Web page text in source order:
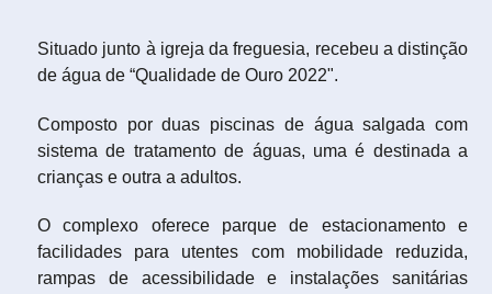
Situado junto à igreja da freguesia, recebeu a distinção
de água de “Qualidade de Ouro 2022".
Composto por duas piscinas de água salgada com
sistema de tratamento de águas, uma é destinada a
crianças e outra a adultos.
O complexo oferece parque de estacionamento e
facilidades para utentes com mobilidade reduzida,
rampas de acessibilidade e instalações sanitárias